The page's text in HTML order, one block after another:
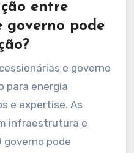
entre
governo pode
e governo
para energia
e expertise. As
infraestrutura e
governo pode